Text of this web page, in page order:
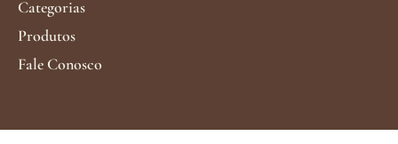
Categorias
Produtos
Fale Conosco